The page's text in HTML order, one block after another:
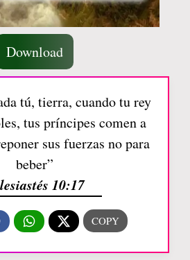
Download
tú, tierra, cuando tu rey
tus príncipes comen a
sus fuerzas no para
beber”
10:17